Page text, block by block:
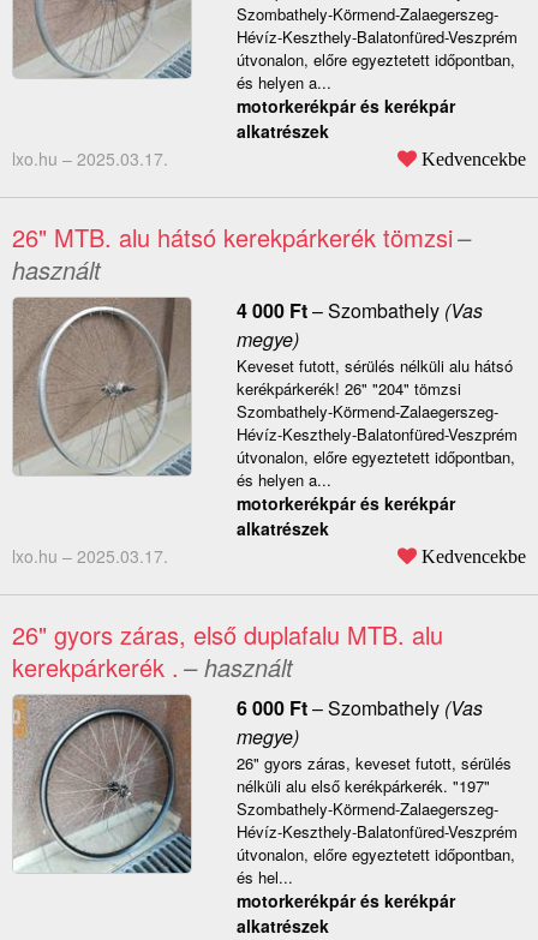
Szombathely-Körmend-Zalaegerszeg-
Hévíz-Keszthely-Balatonfüred-Veszprém
útvonalon, előre egyeztetett időpontban,
és helyen a...
motorkerékpár és kerékpár
alkatrészek
lxo.hu – 2025.03.17. Kedvencekbe
26" MTB. alu hátsó kerekpárkerék tömzsi–
használt
4 000 Ft–Szombathely(Vas
megye)
Keveset futott, sérülés nélküli alu hátsó
kerékpárkerék! 26" "204" tömzsi
Szombathely-Körmend-Zalaegerszeg-
Hévíz-Keszthely-Balatonfüred-Veszprém
útvonalon, előre egyeztetett időpontban,
és helyen a...
motorkerékpár és kerékpár
alkatrészek
lxo.hu – 2025.03.17. Kedvencekbe
26" gyors záras, első duplafalu MTB. alu
kerekpárkerék . – használt
6 000 Ft–Szombathely(Vas
megye)
26" gyors záras, keveset futott, sérülés
nélküli alu első kerékpárkerék. "197"
Szombathely-Körmend-Zalaegerszeg-
Hévíz-Keszthely-Balatonfüred-Veszprém
útvonalon, előre egyeztetett időpontban,
és hel...
motorkerékpár és kerékpár
alkatrészek